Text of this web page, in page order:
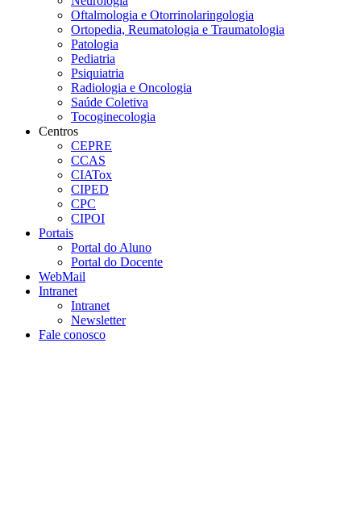
Oftalmologia e Otorrinolaringologia
Ortopedia, Reumatologia e Traumatologia
Patologia
Pediatria
Psiquiatria
Radiologia e Oncologia
Saúde Coletiva
Tocoginecologia
Centros
CEPRE
CCAS
CIATox
CIPED
CPC
CIPOI
Portais
Portal do Aluno
Portal do Docente
WebMail
Intranet
Intranet
Newsletter
Fale conosco